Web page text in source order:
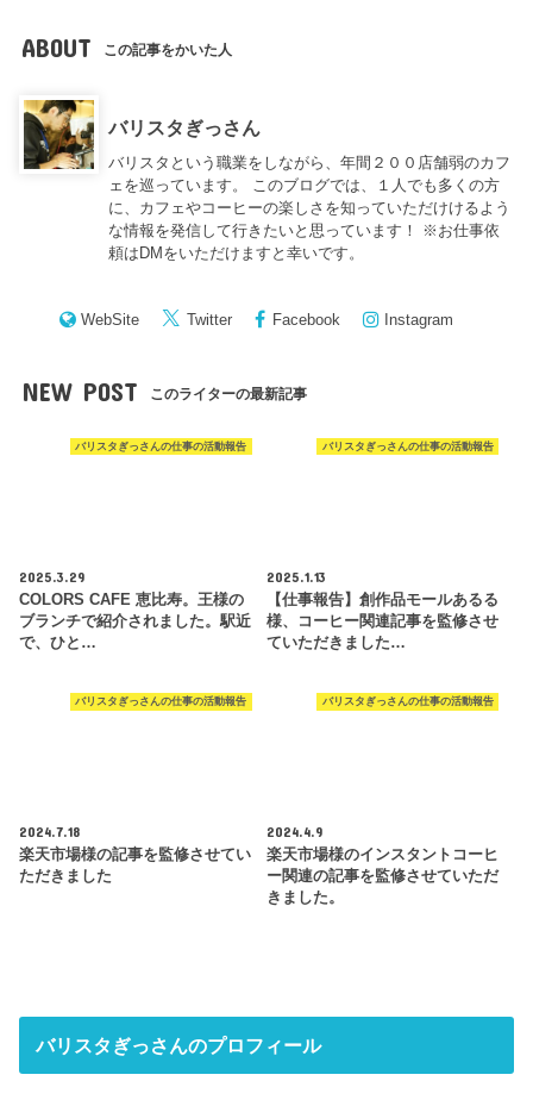
ABOUT この記事をかいた人
バリスタぎっさん
バリスタという職業をしながら、年間２００店舗弱のカフ
ェを巡っています。 このブログでは、１人でも多くの方
に、カフェやコーヒーの楽しさを知っていただけけるよう
な情報を発信して行きたいと思っています！ ※お仕事依
頼はDMをいただけますと幸いです。
WebSite Twitter Facebook Instagram
NEW POST このライターの最新記事
バリスタぎっさんの仕事の活動報告
2025.3.29
COLORS CAFE 恵比寿。王様の
ブランチで紹介されました。駅近
で、ひと…
バリスタぎっさんの仕事の活動報告
2025.1.13
【仕事報告】創作品モールあるる
様、コーヒー関連記事を監修させ
ていただきました…
バリスタぎっさんの仕事の活動報告
2024.7.18
楽天市場様の記事を監修させてい
ただきました
バリスタぎっさんの仕事の活動報告
2024.4.9
楽天市場様のインスタントコーヒ
ー関連の記事を監修させていただ
きました。
バリスタぎっさんのプロフィール